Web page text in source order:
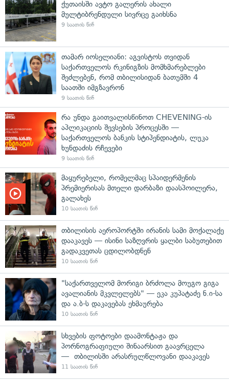
ქუთაისში ავტო გალერის ახალი
მულტიბრენდული სივრცე გაიხსნა
9 საათის წინ
თამარ იოსელიანი: აგვისტოს თვიდან
საქართველოს რკინიგზის მომხმარებლები
შეძლებენ, რომ თბილისიდან ბათუმში 4
საათში იმგზავრონ
9 საათის წინ
რა უნდა გაითვალისწინოთ CHEVENING-ის
აპლიკაციის შევსების პროცესში —
საქართველოს ბანკის სტიპენდიატის, ლუკა
ხუნდაძის რჩევები
9 საათის წინ
მაყურებელი, რომელმაც სპაიდერმენის
პრემიერისას მთელი დარბაზი დაასპოილერა,
გალახეს
10 საათის წინ
თბილისის აეროპორტში ირანის სამი მოქალაქე
დააკავეს — ისინი საზღვრის ყალბი საბუთებით
გადაკვეთას ცდილობდნენ
10 საათის წინ
"საქართველომ მორიგი ბრძოლა მოუგო გიგა
ავალიანის მკვლელებს" — ეკა კუპატაძე ნ.ი-სა
და ა.ბ-ს დაკავებას ეხმაურება
10 საათის წინ
სხვების ფოტოები დაამონტაჟა და
პორნოგრაფიული შინაარსით გაავრცელა
— თბილისში არასრულწლოვანი დააკავეს
11 საათის წინ